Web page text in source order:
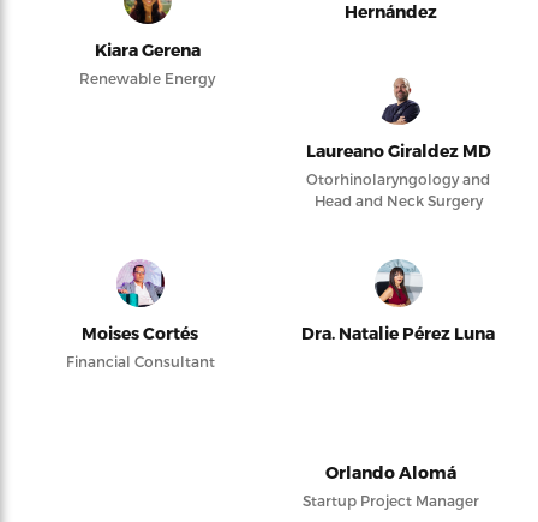
Kiara Gerena
Renewable Energy
Hernández
Laureano Giraldez MD
Otorhinolaryngology and
Head and Neck Surgery
Moises Cortés
Financial Consultant
Dra. Natalie Pérez Luna
Orlando Alomá
Startup Project Manager